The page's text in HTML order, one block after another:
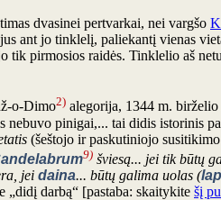
dvasinei pertvarkai, nei vargšo
ant jo tinklelį, paliekantį vienas
tik pirmosios raidės. Tinklelio aš
o-Dimo2) alegorija, 1344 m.
nebuvo pinigai,... tai didis istorinis
(šeštojo ir paskutiniojo
9) šviesą... jei tik būtų
jei daina... būtų galima uolas (
„didį darbą“ [pastaba: skaitykite šį